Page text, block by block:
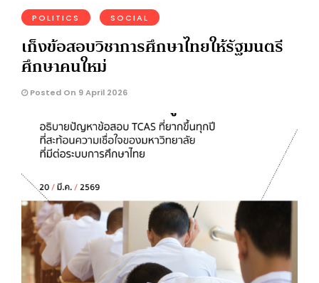
POLITICS SOCIAL
เก็งข้อสอบวิชาการศึกษาไทยให้รัฐมนตรี
ศึกษาคนใหม่
Posted On 9 April 2026